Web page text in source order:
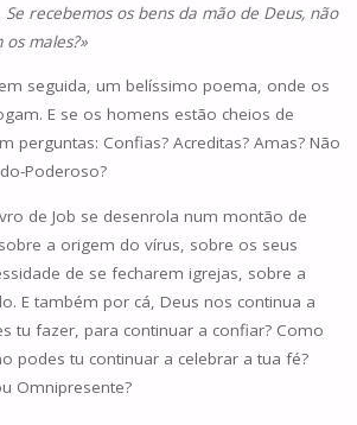
recebemos os bens da mão de Deus, não
males?»
seguida, um belíssimo poema, onde os
E se os homens estão cheios de
perguntas: Confias? Acreditas? Amas? Não
Poderoso?
de Job se desenrola num montão de
a origem do vírus, sobre os seus
de se fecharem igrejas, sobre a
E também por cá, Deus nos continua a
tu fazer, para continuar a confiar? Como
podes tu continuar a celebrar a tua fé?
Omnipresente?